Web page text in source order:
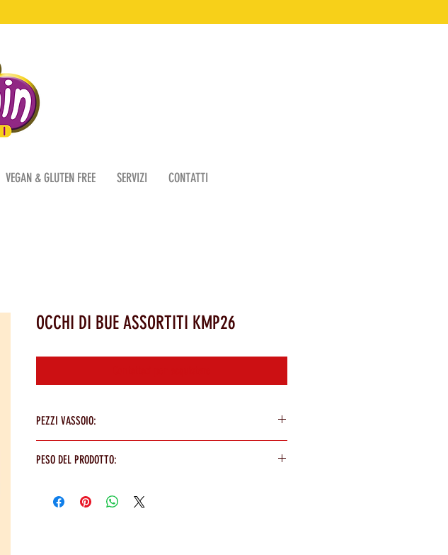
OCCHI DI BUE ASSORTITI KMP26
PEZZI VASSOIO:
PESO DEL PRODOTTO:
VEGAN & GLUTEN FREE SERVIZI CONTATTI